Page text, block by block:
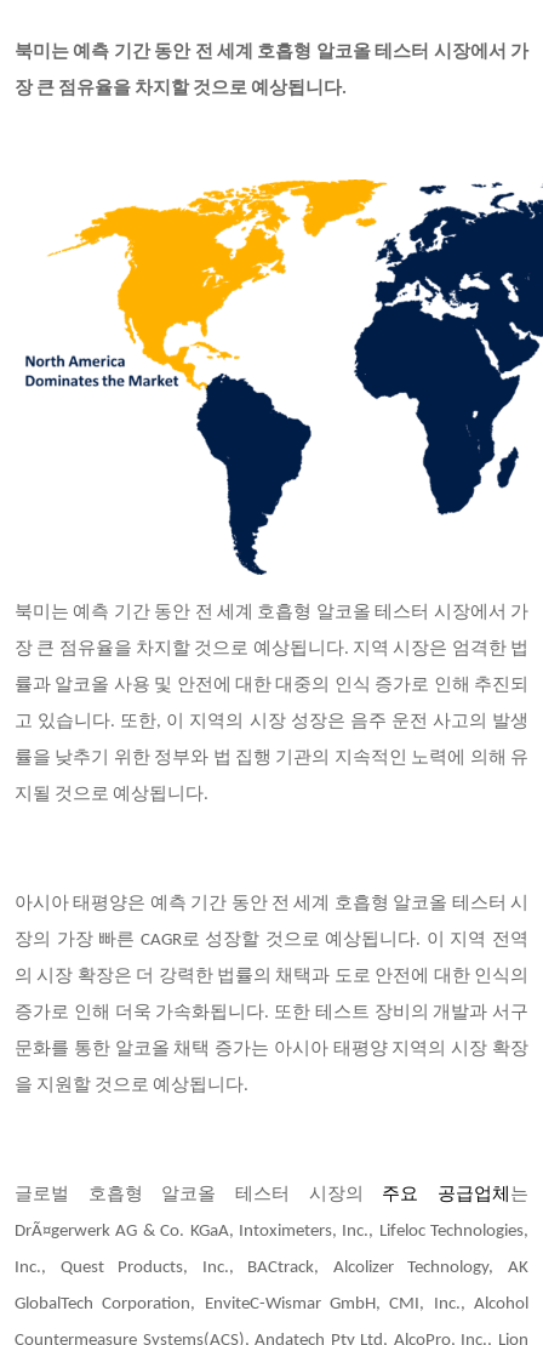
북미는 예측 기간 동안 전 세계 호흡형 알코올 테스터 시장에서 가
장 큰 점유율을 차지할 것으로 예상됩니다.
북미는 예측 기간 동안 전 세계 호흡형 알코올 테스터 시장에서 가
장 큰 점유율을 차지할 것으로 예상됩니다. 지역 시장은 엄격한 법
률과 알코올 사용 및 안전에 대한 대중의 인식 증가로 인해 추진되
고 있습니다. 또한, 이 지역의 시장 성장은 음주 운전 사고의 발생
률을 낮추기 위한 정부와 법 집행 기관의 지속적인 노력에 의해 유
지될 것으로 예상됩니다.
아시아 태평양은 예측 기간 동안 전 세계 호흡형 알코올 테스터 시
장의 가장 빠른 CAGR로 성장할 것으로 예상됩니다. 이 지역 전역
의 시장 확장은 더 강력한 법률의 채택과 도로 안전에 대한 인식의
증가로 인해 더욱 가속화됩니다. 또한 테스트 장비의 개발과 서구
문화를 통한 알코올 채택 증가는 아시아 태평양 지역의 시장 확장
을 지원할 것으로 예상됩니다.
글로벌 호흡형 알코올 테스터 시장의 주요 공급업체 는
DrÃ¤gerwerk AG & Co. KGaA, Intoximeters, Inc., Lifeloc Technologies,
Inc., Quest Products, Inc., BACtrack, Alcolizer Technology, AK
GlobalTech Corporation, EnviteC-Wismar GmbH, CMI, Inc., Alcohol
Countermeasure Systems(ACS), Andatech Pty Ltd, AlcoPro, Inc., Lion